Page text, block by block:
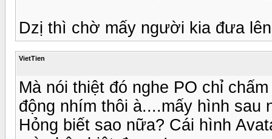
Dzị thì chờ mấy người kia đưa
VietTien
Mà nói thiệt đó nghe PO chỉ
động nhím thôi à....mấy hình sau
Hỏng biết sao nữa? Cái hình